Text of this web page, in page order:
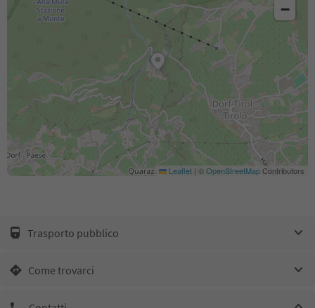
−
Leaflet | ©OpenStreetMapContributors
Trasporto pubblico
Come trovarci